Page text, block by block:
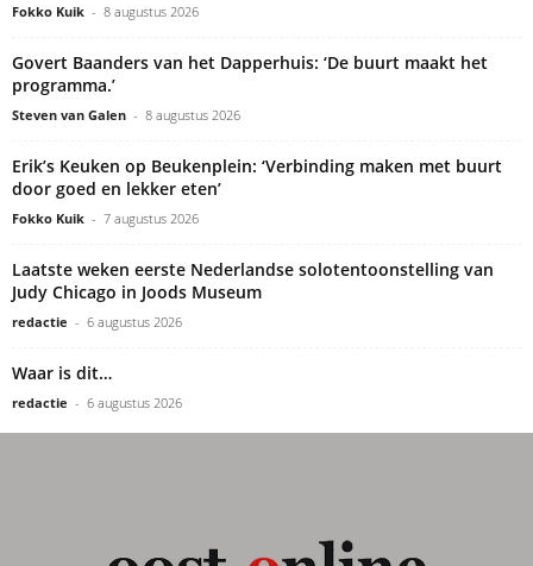
Fokko Kuik - 8 augustus 2026
Govert Baanders van het Dapperhuis: ‘De buurt maakt het
programma.’
Steven van Galen - 8 augustus 2026
Erik’s Keuken op Beukenplein: ‘Verbinding maken met buurt
door goed en lekker eten’
Fokko Kuik - 7 augustus 2026
Laatste weken eerste Nederlandse solotentoonstelling van
Judy Chicago in Joods Museum
redactie - 6 augustus 2026
Waar is dit…
redactie - 6 augustus 2026